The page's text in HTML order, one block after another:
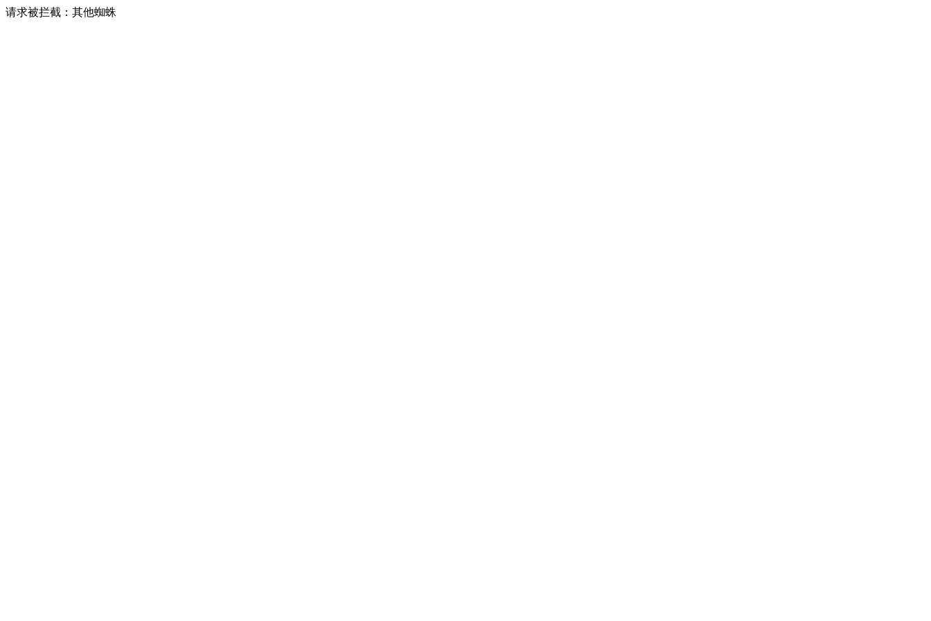
请求被拦截：其他蜘蛛